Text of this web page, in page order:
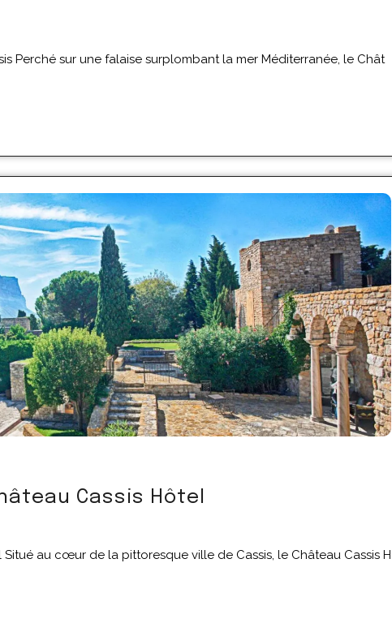
Perché sur une falaise surplombant la mer Méditerranée, le Chât
Cassis Hôtel
au cœur de la pittoresque ville de Cassis, le Château Cassis H